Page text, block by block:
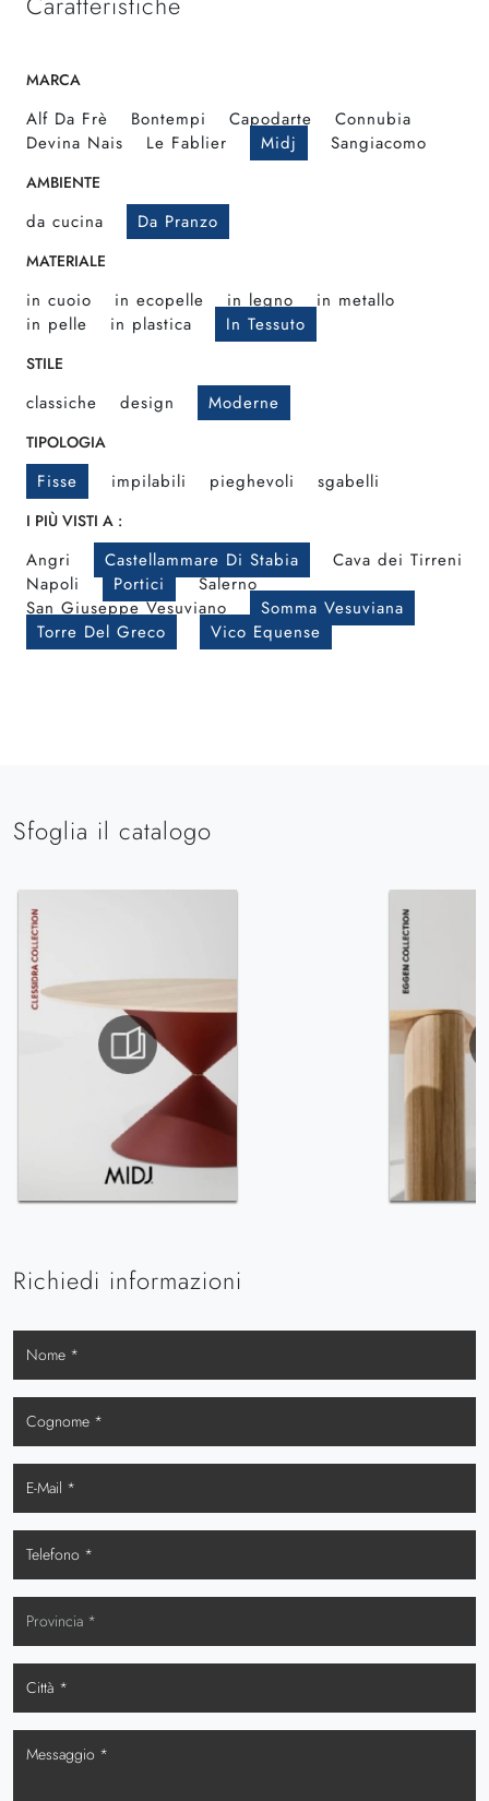
MARCA
Alf Da Frè Bontempi Capodarte
Connubia
Devina Nais
Le Fablier Midj Sangiacomo
AMBIENTE
da cucina Da Pranzo
MATERIALE
in cuoio in ecopelle in legno
in metallo
in pelle
in plastica In Tessuto
STILE
classiche design Moderne
TIPOLOGIA
Fisse impilabili pieghevoli sgabelli
I PIÙ VISTI A :
Angri Castellammare Di Stabia
Cava dei Tirreni
Napoli
Portici
Salerno
San Giuseppe Vesuviano
Somma Vesuviana
Torre Del Greco
Vico Equense
Sfoglia il catalogo
Richiedi informazioni